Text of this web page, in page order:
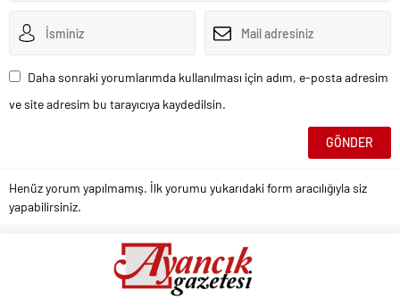
Daha sonraki yorumlarımda kullanılması için adım, e-posta adresim
ve site adresim bu tarayıcıya kaydedilsin.
Henüz yorum yapılmamış. İlk yorumu yukarıdaki form aracılığıyla siz
yapabilirsiniz.